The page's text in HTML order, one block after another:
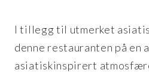
I tillegg til utmerket
denne restauranten på en
asiatiskinspirert